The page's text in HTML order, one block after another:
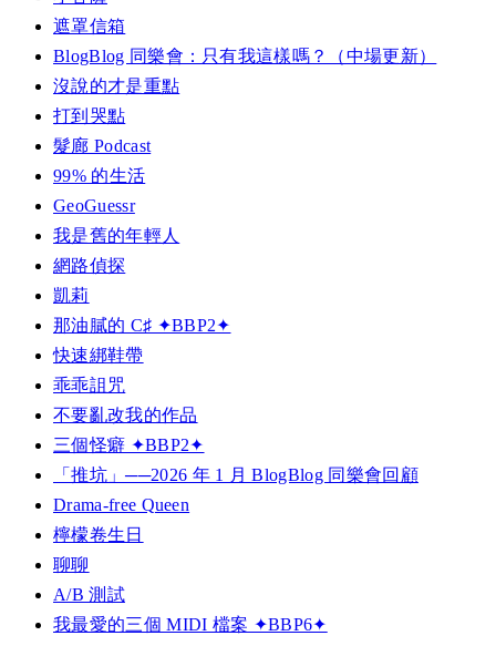
遮罩信箱
BlogBlog 同樂會：只有我這樣嗎？（中場更新）
沒說的才是重點
打到哭點
髮廊 Podcast
99% 的生活
GeoGuessr
我是舊的年輕人
網路偵探
凱莉
那油膩的 C♯ ✦BBP2✦
快速綁鞋帶
乖乖詛咒
不要亂改我的作品
三個怪癖 ✦BBP2✦
「推坑」──2026 年 1 月 BlogBlog 同樂會回顧
Drama-free Queen
檸檬卷生日
聊聊
A/B 測試
我最愛的三個 MIDI 檔案 ✦BBP6✦